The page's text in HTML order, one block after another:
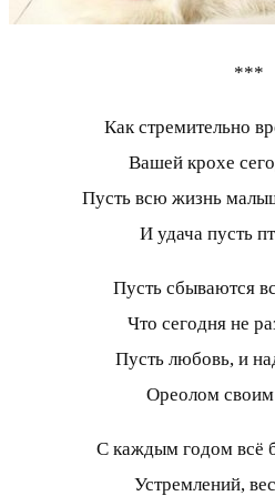
***
Как стремительно
Вашей крохе
Пусть всю жизнь
И удача пусть
Пусть сбываются
Что сегодня не
Пусть любовь, и
Ореолом
С каждым годом всё
Устремлений,